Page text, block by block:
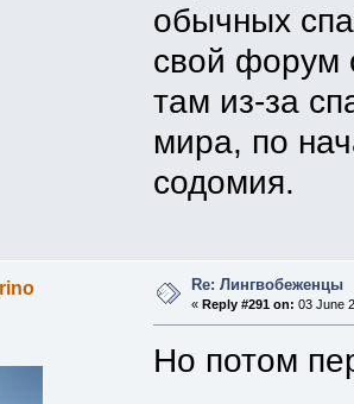
обычных
свой форум
там из-за
мира, по
содомия.
Re: Лингвобеженцы
«Reply #291 on: 03 June
Но потом